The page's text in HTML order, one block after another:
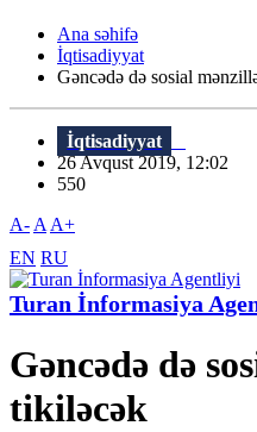
Ana səhifə
İqtisadiyyat
Gəncədə də sosial
İqtisadiyyat
26 Avqust 2019, 12:02
550
A- A A+
EN RU
Turan İnformasiya
Gəncədə də
tikiləcək